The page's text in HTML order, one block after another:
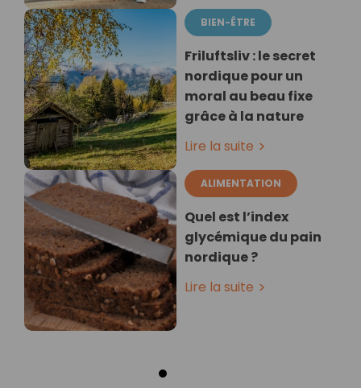
BIEN-ÊTRE
Friluftsliv : le secret
nordique pour un
moral au beau fixe
grâce à la nature
Lire la suite
ALIMENTATION
Quel est l’index
glycémique du pain
nordique ?
Lire la suite